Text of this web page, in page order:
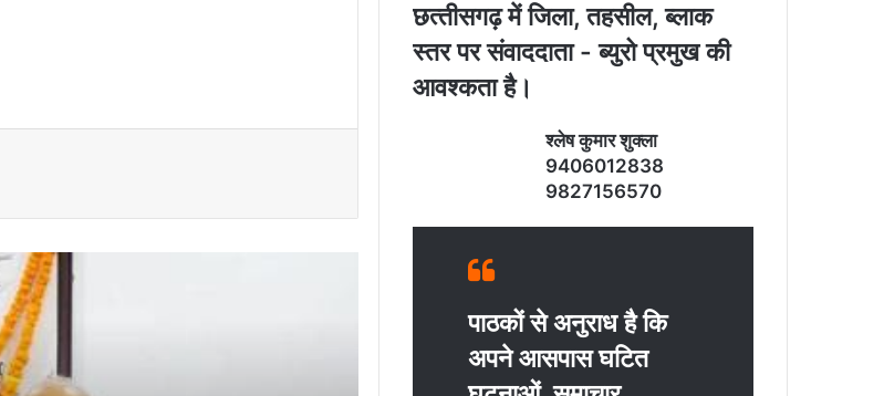
अपहरण-डकैती केस का फरार आरोपी गिरफ्तार..
उनके सपनों को नई उड़ान देंगी”- विधायक ललित
यातायात पुलिस की तत्परता से टला बड़ा हादसा
छत्‍तीसगढ़ में जिला, तहसील, ब्‍लाक
स्‍तर पर संवाददाता - ब्‍युरो प्रमुख की
आवश्‍कता है।
श्‍लेष कुमार शुक्‍ला
9406012838
9827156570
पाठकों से अनुराध है कि
अपने आसपास घटित